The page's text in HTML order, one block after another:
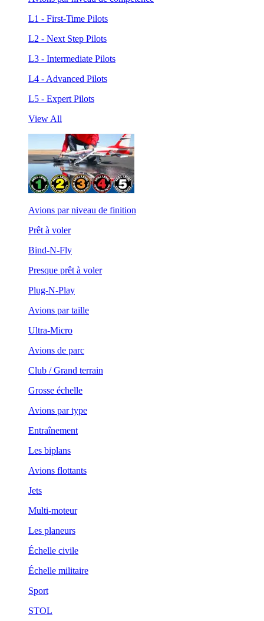
L1 - First-Time Pilots
L2 - Next Step Pilots
L3 - Intermediate Pilots
L4 - Advanced Pilots
L5 - Expert Pilots
View All
Avions par niveau de finition
Prêt à voler
Bind-N-Fly
Presque prêt à voler
Plug-N-Play
Avions par taille
Ultra-Micro
Avions de parc
Club / Grand terrain
Grosse échelle
Avions par type
Entraînement
Les biplans
Avions flottants
Jets
Multi-moteur
Les planeurs
Échelle civile
Échelle militaire
Sport
STOL